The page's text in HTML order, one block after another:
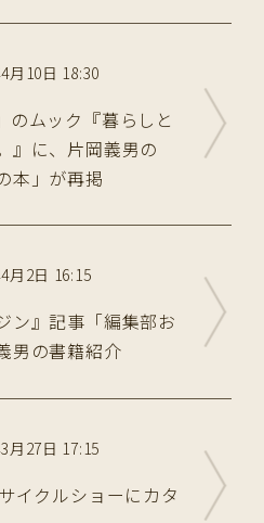
月10日 18:30
のムック『暮らしと
』に、片岡義男の
本」が再掲
月2日 16:15
ン』記事「編集部お
男の書籍紹介
月27日 17:15
イクルショーにカタ